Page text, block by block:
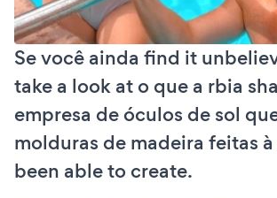
Se você ainda find it
take a look at o que a rbia
empresa de óculos de sol
molduras de madeira feitas
been able to create.